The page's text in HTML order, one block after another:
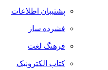
پشتیبان اطلاعات
فشرده ساز
فرهنگ لغت
کتاب الکترونیک